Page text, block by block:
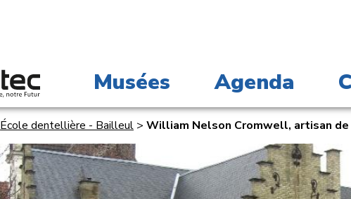
Musées Agenda
École dentellière - Bailleul > William Nelson Cromwell, artisan